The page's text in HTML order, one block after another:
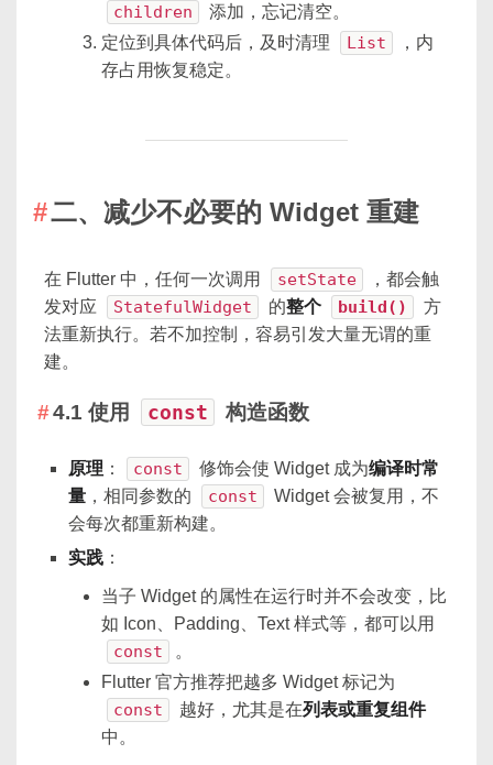
children
添加，忘记清空。
定位到具体代码后，及时清理
List
，内
存占用恢复稳定。
二、减少不必要的 Widget 重建
在 Flutter 中，任何一次调用 setState
，都会触
发对应
StatefulWidget 的整个 build()
方
法重新执行。若不加控制，容易引发大量无谓的重
建。
4.1 使用 const 构造函数
原理 ： const 修饰会使 Widget 成为编译时常
量 ，相同参数的 const
Widget 会被复用，不
会每次都重新构建。
实践 ：
当子 Widget 的属性在运行时并不会改变，比
如 Icon、Padding、Text 样式等，都可以用
const
。
Flutter 官方推荐把越多 Widget 标记为
const 越好，尤其是在列表或重复组件
中。